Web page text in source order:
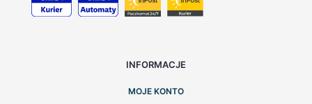
INFORMACJE
MOJE KONTO